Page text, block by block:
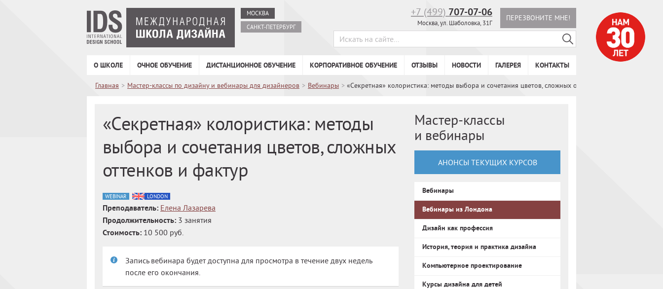
МОСКВА
САНКТ-ПЕТЕРБУРГ
ПЕРЕЗВОНИТЕ МНЕ!
+7 (499) 707-07-06
Москва, ул. Шаболовка, 31Г
О ШКОЛЕ ОЧНОЕ ОБУЧЕНИЕ ДИСТАНЦИОННОЕ ОБУЧЕНИЕ КОРПОРАТИВНОЕ ОБУЧЕНИЕ ОТЗЫВЫ НОВОСТИ ГАЛЕРЕЯ КОНТАКТЫ
Главная > Мастер-классы по дизайну и вебинары для дизайнеров > Вебинары > «Секретная» колористика: методы выбора и сочетания цветов, сложных оттенков и фактур
«Секретная» колористика: методы
выбора и сочетания цветов, сложных
оттенков и фактур
WEBINAR LONDON
Преподаватель: Елена Лазарева
Продолжительность: 3 занятия
Стоимость: 10 500 руб.
Запись вебинара будет доступна для просмотра в течение двух недель
после его окончания.
Мастер-классы
и вебинары
АНОНСЫ ТЕКУЩИХ КУРСОВ
Вебинары
Вебинары из Лондона
Дизайн как профессия
История, теория и практика дизайна
Компьютерное проектирование
Курсы дизайна для детей